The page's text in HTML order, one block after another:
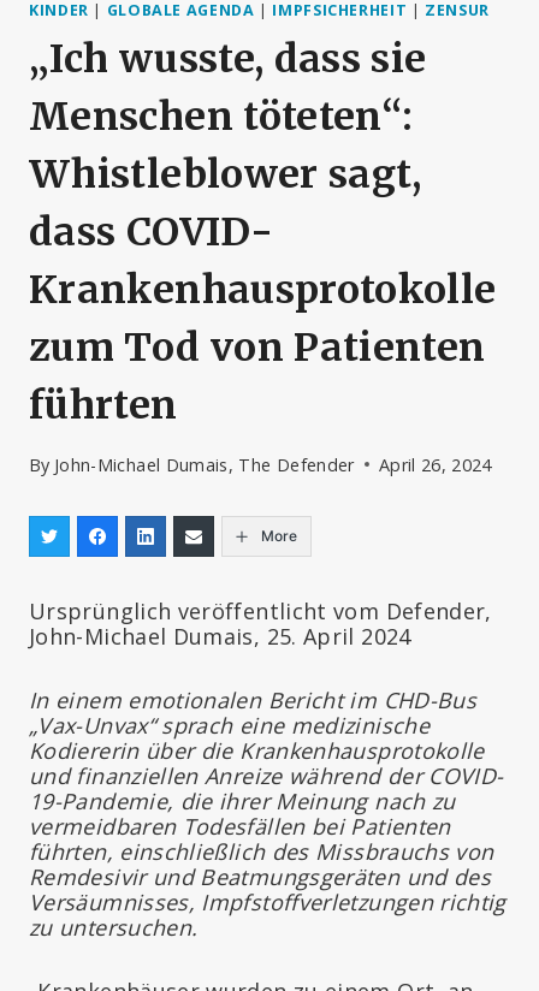
KINDER | GLOBALE AGENDA | IMPFSICHERHEIT | ZENSUR
„Ich wusste, dass sie
Menschen töteten“:
Whistleblower sagt,
dass COVID-
Krankenhausprotokolle
zum Tod von Patienten
führten
By John-Michael Dumais, The Defender April 26, 2024
More
Ursprünglich veröffentlicht vom Defender,
John-Michael Dumais, 25. April 2024
In einem emotionalen Bericht im CHD-Bus
„Vax-Unvax“ sprach eine medizinische
Kodiererin über die Krankenhausprotokolle
und finanziellen Anreize während der COVID-
19-Pandemie, die ihrer Meinung nach zu
vermeidbaren Todesfällen bei Patienten
führten, einschließlich des Missbrauchs von
Remdesivir und Beatmungsgeräten und des
Versäumnisses, Impfstoffverletzungen richtig
zu untersuchen.